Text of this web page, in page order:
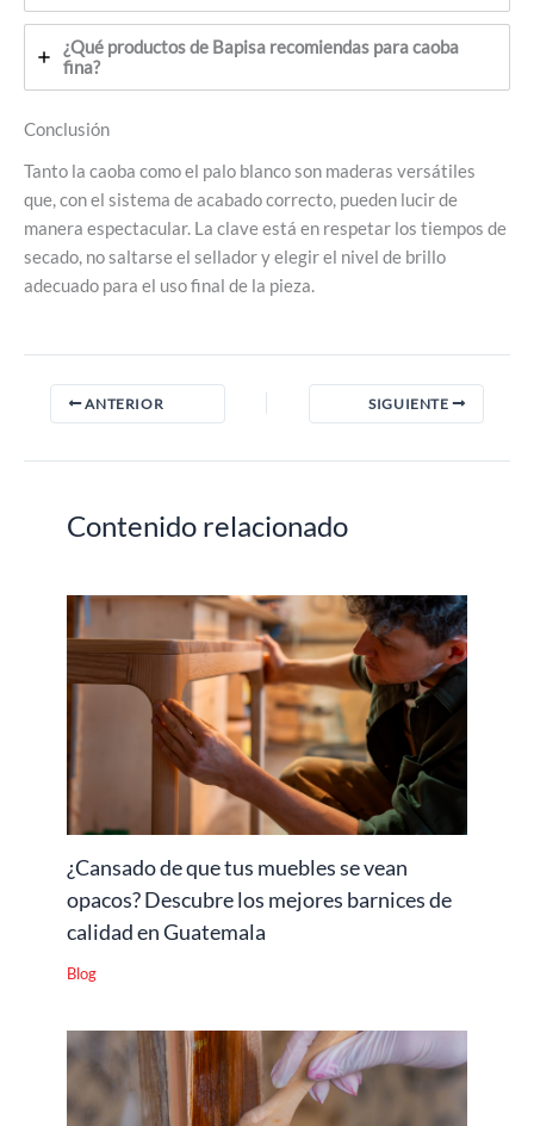
¿Qué productos de Bapisa recomiendas para caoba
fina?
Conclusión
Tanto la caoba como el palo blanco son maderas versátiles
que, con el sistema de acabado correcto, pueden lucir de
manera espectacular. La clave está en respetar los tiempos de
secado, no saltarse el sellador y elegir el nivel de brillo
adecuado para el uso final de la pieza.
ANTERIOR SIGUIENTE
Contenido relacionado
¿Cansado de que tus muebles se vean
opacos? Descubre los mejores barnices de
calidad en Guatemala
Blog